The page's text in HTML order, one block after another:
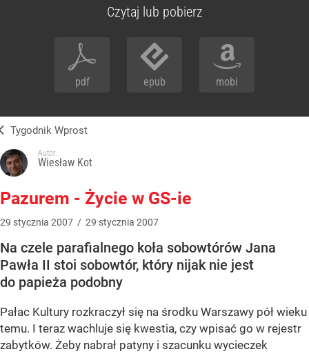
Czytaj lub pobierz
pdf epub mobi
Tygodnik Wprost
Autor:
Wiesław Kot
Pazurem - Życie w GS-ie
29 stycznia 2007 / 29 stycznia 2007
Na czele parafialnego koła sobowtórów Jana
Pawła II stoi sobowtór, który nijak nie jest
do papieża podobny
Pałac Kultury rozkraczył się na środku Warszawy pół wieku
temu. I teraz wachluje się kwestia, czy wpisać go w rejestr
zabytków. Żeby nabrał patyny i szacunku wycieczek